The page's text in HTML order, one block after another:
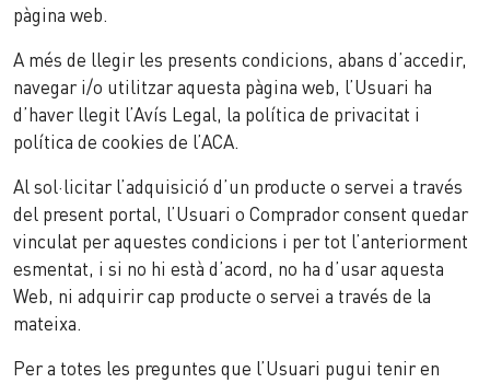
pàgina web.
A més de llegir les presents condicions, abans d’accedir,
navegar i/o utilitzar aquesta pàgina web, l’Usuari ha
d’haver llegit l’Avís Legal, la política de privacitat i
política de cookies de l’ACA.
Al sol·licitar l’adquisició d’un producte o servei a través
del present portal, l’Usuari o Comprador consent quedar
vinculat per aquestes condicions i per tot l’anteriorment
esmentat, i si no hi està d’acord, no ha d’usar aquesta
Web, ni adquirir cap producte o servei a través de la
mateixa.
Per a totes les preguntes que l’Usuari pugui tenir en